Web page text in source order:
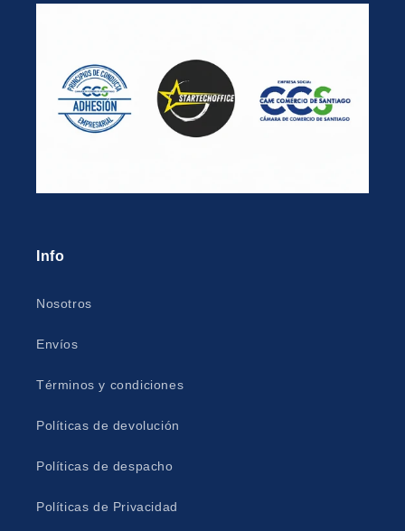
Info
Nosotros
Envíos
Términos y condiciones
Políticas de devolución
Políticas de despacho
Políticas de Privacidad